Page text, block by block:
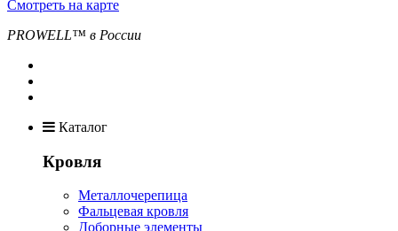
Смотреть на карте
PROWELL™ в России
Каталог
Кровля
Металлочерепица
Фальцевая кровля
Доборные элементы